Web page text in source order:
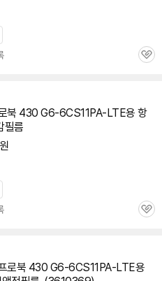
관
북 430 G6-6CS11PA-LTE용 항
필름
원
관
로북 430 G6-6CS11PA-LTE용